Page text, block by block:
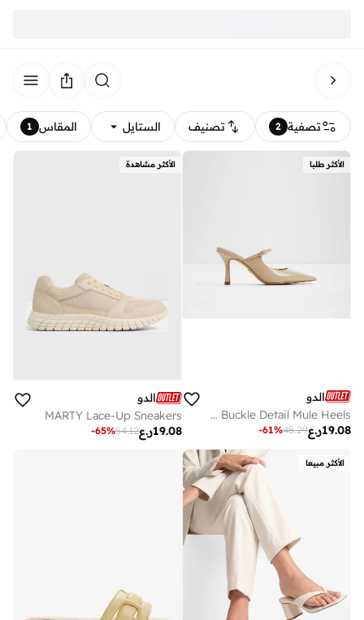
تصفية 2 تصنيف الستايل المقاس 1
الأكثر طلبا
الدو
CINCINNATI Buckle Detail Mule Heels
ر.ع19.08
48.29
-61%
الأكثر مشاهدة
الدو
MARTY Lace-Up Sneakers
ر.ع19.08
54.12
-65%
الأكثر مبيعا